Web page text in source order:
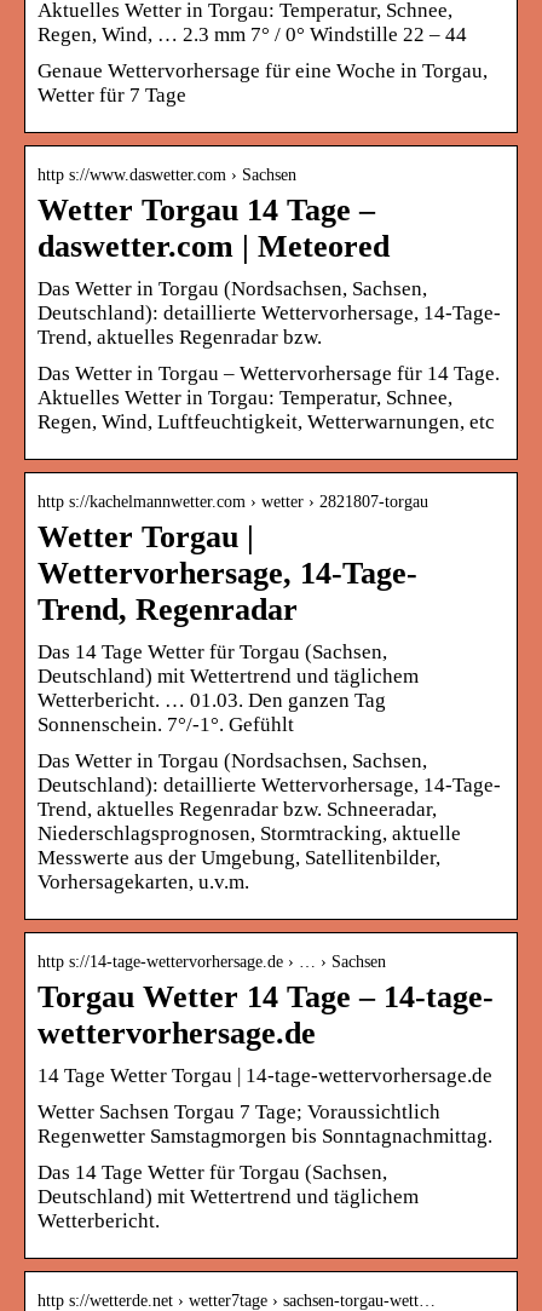
Aktuelles Wetter in Torgau: Temperatur, Schnee,
Regen, Wind, … 2.3 mm 7° / 0° Windstille 22 – 44
Genaue Wettervorhersage für eine Woche in Torgau,
Wetter für 7 Tage
http s://www.daswetter.com › Sachsen
Wetter Torgau 14 Tage –
daswetter.com | Meteored
Das Wetter in Torgau (Nordsachsen, Sachsen,
Deutschland): detaillierte Wettervorhersage, 14-Tage-
Trend, aktuelles Regenradar bzw.
Das Wetter in Torgau – Wettervorhersage für 14 Tage.
Aktuelles Wetter in Torgau: Temperatur, Schnee,
Regen, Wind, Luftfeuchtigkeit, Wetterwarnungen, etc
http s://kachelmannwetter.com › wetter › 2821807-torgau
Wetter Torgau |
Wettervorhersage, 14-Tage-
Trend, Regenradar
Das 14 Tage Wetter für Torgau (Sachsen,
Deutschland) mit Wettertrend und täglichem
Wetterbericht. … 01.03. Den ganzen Tag
Sonnenschein. 7°/-1°. Gefühlt
Das Wetter in Torgau (Nordsachsen, Sachsen,
Deutschland): detaillierte Wettervorhersage, 14-Tage-
Trend, aktuelles Regenradar bzw. Schneeradar,
Niederschlagsprognosen, Stormtracking, aktuelle
Messwerte aus der Umgebung, Satellitenbilder,
Vorhersagekarten, u.v.m.
http s://14-tage-wettervorhersage.de › … › Sachsen
Torgau Wetter 14 Tage – 14-tage-
wettervorhersage.de
14 Tage Wetter Torgau | 14-tage-wettervorhersage.de
Wetter Sachsen Torgau 7 Tage; Voraussichtlich
Regenwetter Samstagmorgen bis Sonntagnachmittag.
Das 14 Tage Wetter für Torgau (Sachsen,
Deutschland) mit Wettertrend und täglichem
Wetterbericht.
http s://wetterde.net › wetter7tage › sachsen-torgau-wett…